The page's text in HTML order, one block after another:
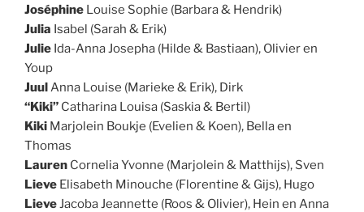
Joséphine Louise Sophie (Barbara & Hendrik)
Julia Isabel (Sarah & Erik)
Julie Ida-Anna Josepha (Hilde & Bastiaan), Olivier en
Youp
Juul Anna Louise (Marieke & Erik), Dirk
“Kiki” Catharina Louisa (Saskia & Bertil)
Kiki Marjolein Boukje (Evelien & Koen), Bella en
Thomas
Lauren Cornelia Yvonne (Marjolein & Matthijs), Sven
Lieve Elisabeth Minouche (Florentine & Gijs), Hugo
Lieve Jacoba Jeannette (Roos & Olivier), Hein en Anna